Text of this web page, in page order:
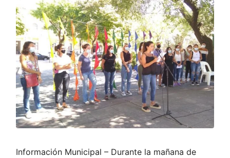
Información Municipal – Durante la mañana de